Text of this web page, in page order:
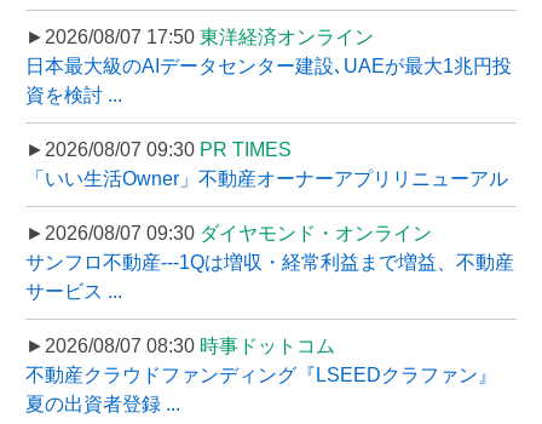
►2026/08/07 17:50 東洋経済オンライン
日本最大級のAIデータセンター建設､UAEが最大1兆円投
資を検討 ...
►2026/08/07 09:30 PR TIMES
「いい生活Owner」不動産オーナーアプリリニューアル
►2026/08/07 09:30 ダイヤモンド・オンライン
サンフロ不動産---1Qは増収・経常利益まで増益、不動産
サービス ...
►2026/08/07 08:30 時事ドットコム
不動産クラウドファンディング『LSEEDクラファン』
夏の出資者登録 ...